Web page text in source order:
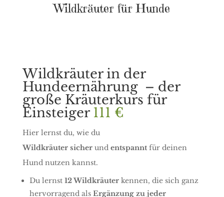
Wildkräuter für Hunde
Wildkräuter in der
Hundeernährung – der
große Kräuterkurs für
Einsteiger111 €
Hier lernst du, wie du
Wildkräuter sicherund entspanntfür deinen
Hund nutzen kannst.
Du lernst 12 Wildkräuterkennen, die sich ganz
hervorragend als Ergänzung zu jeder